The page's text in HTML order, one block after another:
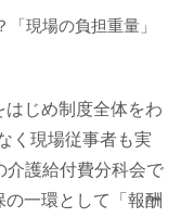
現場の負担重量」
じめ制度全体をわ
く現場従事者も実
介護給付費分科会で
一環として「報酬